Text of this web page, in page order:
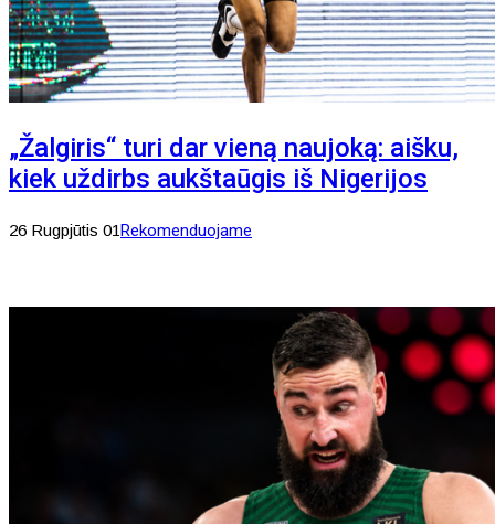
„Žalgiris“ turi dar vieną naujoką: aišku,
kiek uždirbs aukštaūgis iš Nigerijos
26 Rugpjūtis 01Rekomenduojame